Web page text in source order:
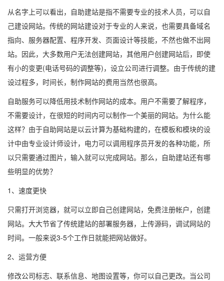
从名字上可以看出，自助建站是指不需要专业的技术人员，可以自
己建设网站。传统的网站建设对于专业的人来说，也需要具备域名
指向、服务器配置、程序开发、页面设计等技能，不然也做不出网
站。因此，大多数用户无法创建网站，其他用户创建网站后，即使
有小的变更(电话号码的调整等)，设立公司进行调整。由于传统的建
设过程多，时间长，制作网站的费用当然也很高。
自助服务可以降低用技术制作网站的成本。用户不需要了解程序，
不需要设计，在很短的时间内可以制作一个美丽的网站。为什么能
这样？由于自助网站是以云计算为基础构建的，在模板和模块的设
计中由专业设计师设计，电力可以调用程序员开发的各种功能，所
以只需要通过图片，输入就可以完成网站。那么，自助建站还有哪
些明显的优势？
1、速度更快
只需打开浏览器，就可以立即自己创建网站，免费注册帐户，创建
网站。大大节省了传统建站的部署服务器，上传源码，调试网站的
时间。一般来说3-5个工作日就能把网站做好。
2、运营方便
修改公司标志、联系信息、地图设置等，你可以自己更改。当公司